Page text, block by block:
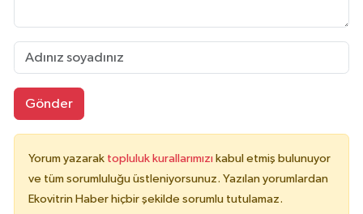
Gönder
Yorum yazarak topluluk kurallarımızı kabul etmiş bulunuyor
ve tüm sorumluluğu üstleniyorsunuz. Yazılan yorumlardan
Ekovitrin Haber hiçbir şekilde sorumlu tutulamaz.